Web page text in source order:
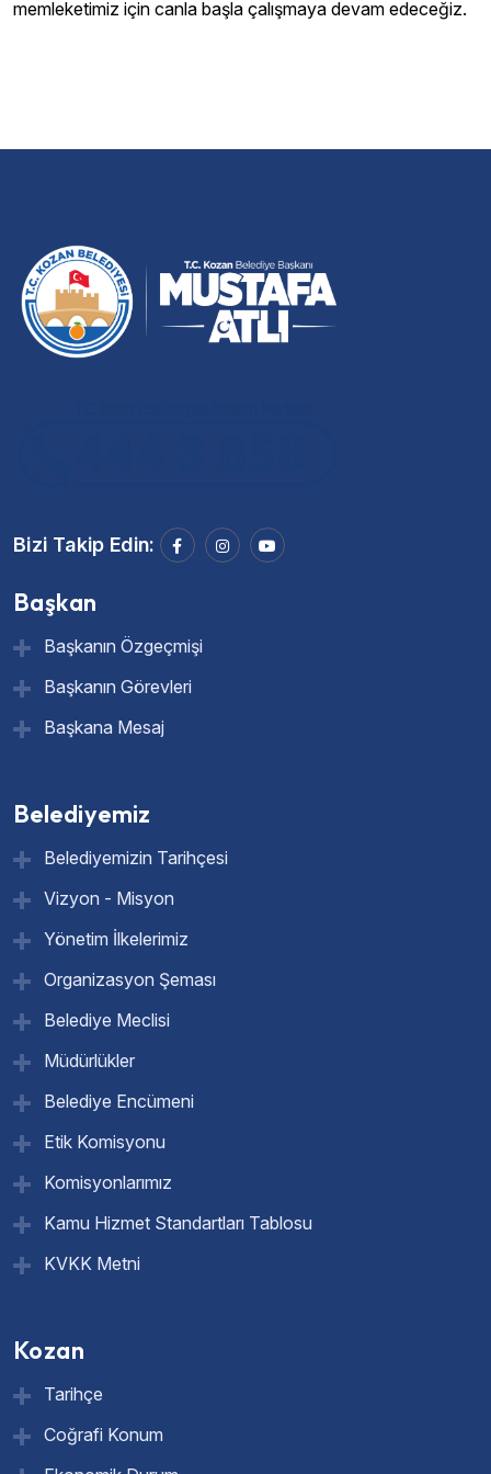
memleketimiz için canla başla çalışmaya devam edeceğiz.
Bizi Takip Edin:
Başkan
Başkanın Özgeçmişi
Başkanın Görevleri
Başkana Mesaj
Belediyemiz
Belediyemizin Tarihçesi
Vizyon - Misyon
Yönetim İlkelerimiz
Organizasyon Şeması
Belediye Meclisi
Müdürlükler
Belediye Encümeni
Etik Komisyonu
Komisyonlarımız
Kamu Hizmet Standartları Tablosu
KVKK Metni
Kozan
Tarihçe
Coğrafi Konum